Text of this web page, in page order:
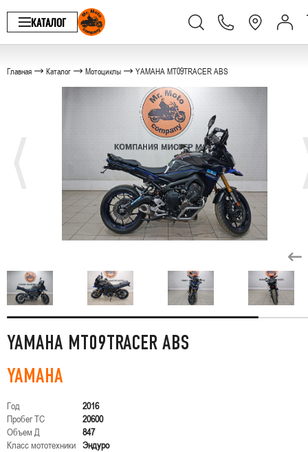
КАТАЛОГ
Главная Каталог Мотоциклы YAMAHA MT09TRACER ABS
YAMAHA MT09TRACER ABS
YAMAHA
Год
2016
Пробег ТС
20600
Объем Д
847
Класс мототехники Эндуро